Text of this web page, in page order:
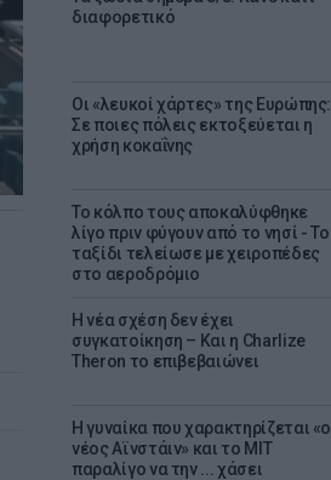
διαφορετικό
Οι «λευκοί χάρτες» της Ευρώπης:
Σε ποιες πόλεις εκτοξεύεται η
χρήση κοκαΐνης
Το κόλπο τους αποκαλύφθηκε
λίγο πριν φύγουν από το νησί - Το
ταξίδι τελείωσε με χειροπέδες
στο αεροδρόμιο
Η νέα σχέση δεν έχει
συγκατοίκηση – Και η Charlize
Theron το επιβεβαιώνει
Η γυναίκα που χαρακτηρίζεται «ο
νέος Αϊνστάιν» και το MIT
παραλίγο να την ... χάσει